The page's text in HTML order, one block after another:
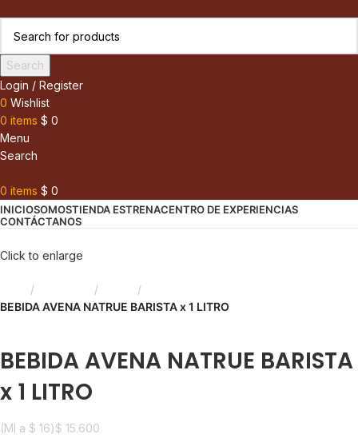
Search
Login / Register
0 Wishlist
0 items $ 0
Menu
Search
0 items $ 0
INICIOSOMOSTIENDA ESTRENACENTRO DE EXPERIENCIAS
CONTÁCTANOS
Click to enlarge
BEBIDA AVENA NATRUE BARISTA x 1 LITRO
BEBIDA AVENA NATRUE BARISTA
x 1 LITRO
(Ml a $ 16)$ 15.600